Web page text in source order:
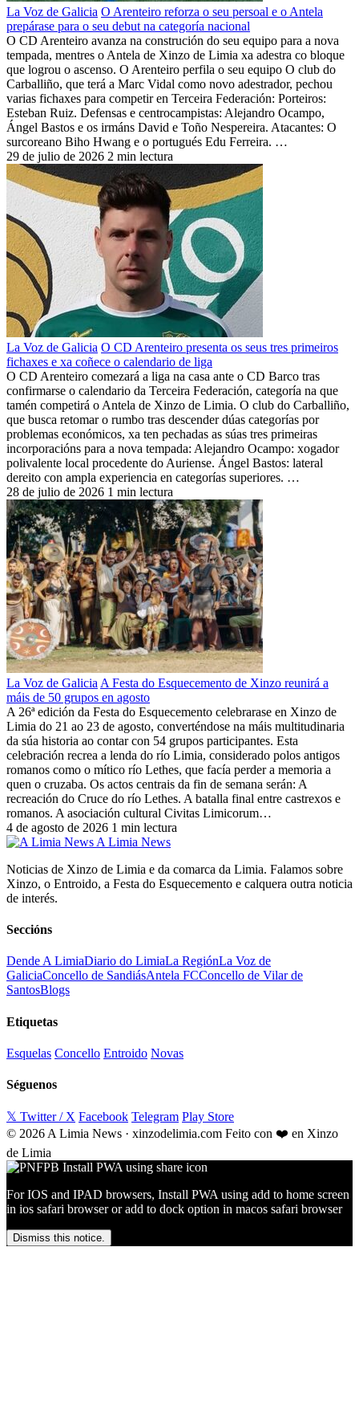
La Voz de Galicia O Arenteiro reforza o seu persoal e o Antela
prepárase para o seu debut na categoría nacional
O CD Arenteiro avanza na construción do seu equipo para a nova
tempada, mentres o Antela de Xinzo de Limia xa adestra co bloque
que logrou o ascenso. O Arenteiro perfila o seu equipo O club do
Carballiño, que terá a Marc Vidal como novo adestrador, pechou
varias fichaxes para competir en Terceira Federación: Porteiros:
Esteban Ruiz. Defensas e centrocampistas: Alejandro Ocampo,
Ángel Bastos e os irmáns David e Toño Nespereira. Atacantes: O
surcoreano Biho Hwang e o portugués Edu Ferreira. …
29 de julio de 2026 2 min lectura
La Voz de Galicia O CD Arenteiro presenta os seus tres primeiros
fichaxes e xa coñece o calendario de liga
O CD Arenteiro comezará a liga na casa ante o CD Barco tras
confirmarse o calendario da Terceira Federación, categoría na que
tamén competirá o Antela de Xinzo de Limia. O club do Carballiño,
que busca retomar o rumbo tras descender dúas categorías por
problemas económicos, xa ten pechadas as súas tres primeiras
incorporacións para a nova tempada: Alejandro Ocampo: xogador
polivalente local procedente do Auriense. Ángel Bastos: lateral
dereito con ampla experiencia en categorías superiores. …
28 de julio de 2026 1 min lectura
La Voz de Galicia A Festa do Esquecemento de Xinzo reunirá a
máis de 50 grupos en agosto
A 26ª edición da Festa do Esquecemento celebrarase en Xinzo de
Limia do 21 ao 23 de agosto, converténdose na máis multitudinaria
da súa historia ao contar con 54 grupos participantes. Esta
celebración recrea a lenda do río Limia, considerado polos antigos
romanos como o mítico río Lethes, que facía perder a memoria a
quen o cruzaba. Os actos centrais da fin de semana serán: A
recreación do Cruce do río Lethes. A batalla final entre castrexos e
romanos. A asociación cultural Civitas Limicorum…
4 de agosto de 2026 1 min lectura
A Limia News
Noticias de Xinzo de Limia e da comarca da Limia. Falamos sobre
Xinzo, o Entroido, a Festa do Esquecemento e calquera outra noticia
de interés.
Seccións
Dende A LimiaDiario do LimiaLa RegiónLa Voz de
GaliciaConcello de SandiásAntela FCConcello de Vilar de
SantosBlogs
Etiquetas
Esquelas Concello Entroido Novas
Séguenos
𝕏 Twitter / X Facebook Telegram Play Store
© 2026 A Limia News · xinzodelimia.com Feito con ❤️ en Xinzo
de Limia
For IOS and IPAD browsers, Install PWA using add to home screen
in ios safari browser or add to dock option in macos safari browser
Dismiss this notice.